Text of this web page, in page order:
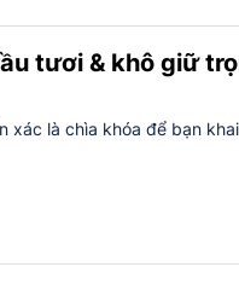
tươi & khô giữ
xác là chìa khóa để bạn